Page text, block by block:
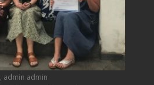
admin admin